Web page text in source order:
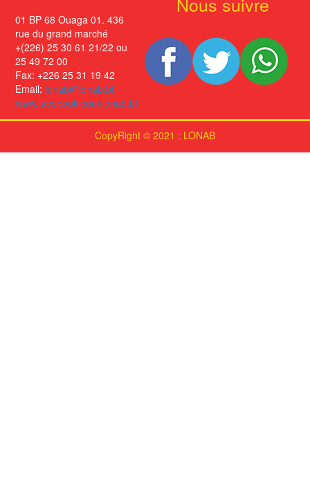
01 BP 68 Ouaga 01. 436
rue du grand marché
+(226) 25 30 61 21/22 ou
25 49 72 00
Fax: +226 25 31 19 42
Email: lonab@lonab.bf
www.facebook.com/lonab.bf
CopyRight © 2021 : LONAB